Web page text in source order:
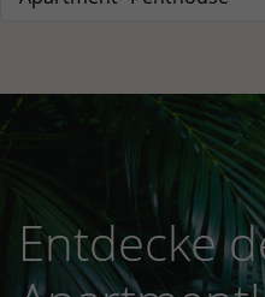
Entdecke